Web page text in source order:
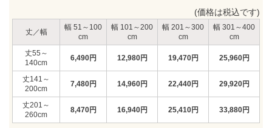
(価格は税込です)
丈／幅
51～100 101～200 201～300 301～400
55～
140
6,490円 12,980円 19,470円 25,960円
141～
200
7,480円 14,960円 22,440円 29,920円
201～
260
8,470円 16,940円 25,410円 33,880円